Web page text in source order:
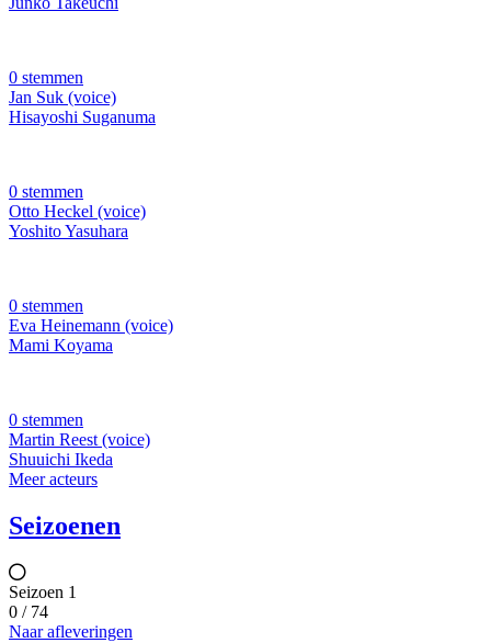
0 stemmen
Jan Suk (voice)
Hisayoshi Suganuma
0 stemmen
Otto Heckel (voice)
Yoshito Yasuhara
0 stemmen
Eva Heinemann (voice)
Mami Koyama
0 stemmen
Martin Reest (voice)
Shuuichi Ikeda
Meer acteurs
Seizoenen
Seizoen 1
0 / 74
Naar afleveringen